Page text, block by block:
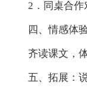
2．同桌合作
四、情感体
齐读课文，
五、拓展：